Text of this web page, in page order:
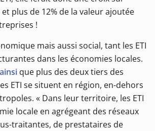
plus de 12% de la valeur ajoutée
!
mais aussi social, tant les ETI
dans les économies locales.
que plus des deux tiers des
ETI se situent en région, en-dehors
« Dans leur territoire, les ETI
locale en agrégeant des réseaux
traitantes, de prestataires de